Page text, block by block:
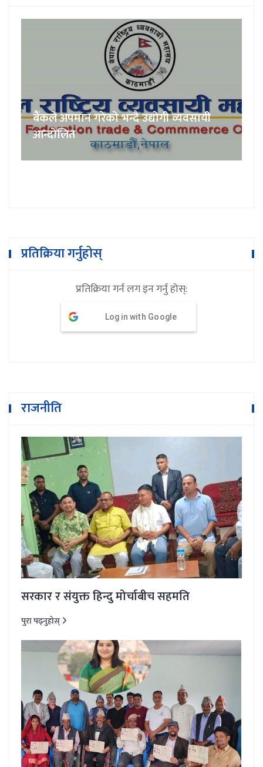
बैंकले अपमान गरेको भन्दै उद्योगी व्यवसायी
आन्दोलित
प्रतिक्रिया गर्नुहोस्
प्रतिक्रिया गर्न लग इन गर्नु होस्:
Log in with Google
राजनीति
सरकार र संयुक्त हिन्दु मोर्चाबीच सहमति
पुरा पढ्नुहोस्